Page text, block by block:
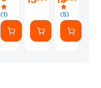
(1) (5)